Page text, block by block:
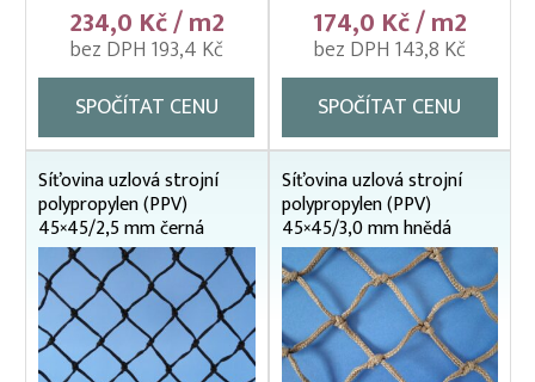
234,0 Kč / m2
bez DPH 193,4 Kč
SPOČÍTAT CENU
174,0 Kč / m2
bez DPH 143,8 Kč
SPOČÍTAT CENU
Síťovina uzlová strojní
polypropylen (PPV)
45×45/2,5 mm černá
Síťovina uzlová strojní
polypropylen (PPV)
45×45/3,0 mm hnědá